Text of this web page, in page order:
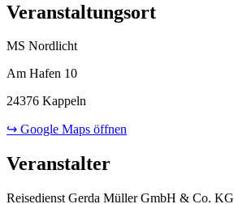
Veranstaltungsort
MS Nordlicht
Am Hafen 10
24376 Kappeln
↪ Google Maps öffnen
Veranstalter
Reisedienst Gerda Müller GmbH & Co. KG